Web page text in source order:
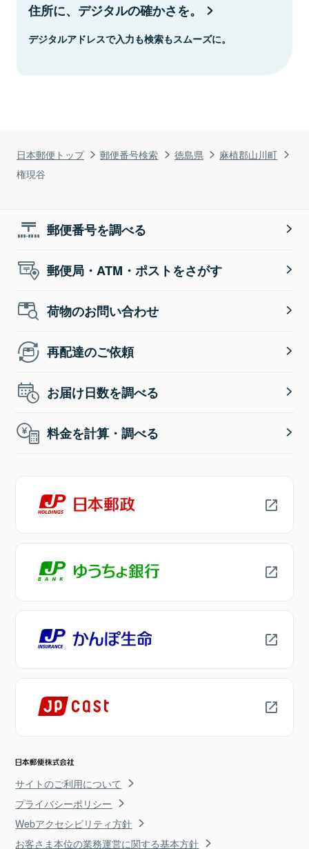
日本郵便トップ 郵便番号検索 徳島県
麻植郡山川町
権現谷
住所に、デジタルの確かさを。
デジタルアドレスで入力も検索もスムーズに。
郵便番号を調べる
郵便局・ATM・ポストをさがす
荷物のお問い合わせ
再配達のご依頼
お届け日数を調べる
料金を計算・調べる
サイトのご利用について
プライバシーポリシー
Webアクセシビリティ方針
お客さま本位の業務運営に関する基本方針